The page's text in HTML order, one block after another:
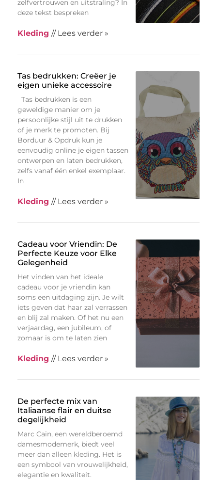
zelfvertrouwen en uitstraling? In
deze tekst bespreken
Kleding // Lees verder »
Tas bedrukken: Creëer je
eigen unieke accessoire
Tas bedrukken is een
geweldige manier om je
persoonlijke stijl uit te drukken
of je merk te promoten. Bij
Borduur & Opdruk kun je
eenvoudig online je eigen tassen
ontwerpen en laten bedrukken,
zelfs vanaf één enkel exemplaar.
In
Kleding // Lees verder »
Cadeau voor Vriendin: De
Perfecte Keuze voor Elke
Gelegenheid
Het vinden van het ideale
cadeau voor je vriendin kan
soms een uitdaging zijn. Je wilt
iets geven dat haar zal verrassen
en blij zal maken. Of het nu een
verjaardag, een jubileum, of
zomaar is om te laten zien
Kleding // Lees verder »
De perfecte mix van
Italiaanse flair en duitse
degelijkheid
Marc Cain, een wereldberoemd
damesmodemerk, biedt veel
meer dan alleen kleding. Het is
een symbool van vrouwelijkheid,
elegantie en kwaliteit.